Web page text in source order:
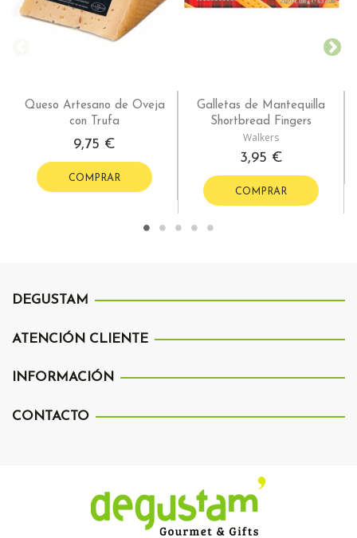
Queso Artesano de Oveja
con Trufa
9,75 €
COMPRAR
Galletas de Mantequilla
Shortbread Fingers
Walkers
3,95 €
COMPRAR
DEGUSTAM
ATENCIÓN CLIENTE
INFORMACIÓN
CONTACTO